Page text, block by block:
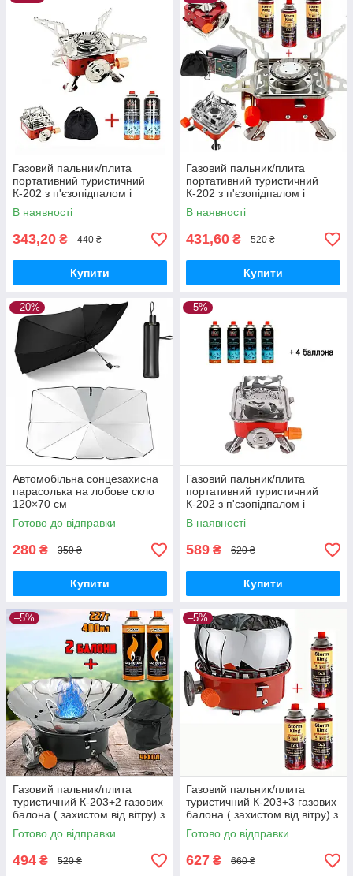
Газовий пальник/плита
портативний туристичний
К-202 з п'єзопідпалом і
чохлом + 2 газові балони 220
г.
В наявності
343,20 ₴ 440 ₴
Купити
Газовий пальник/плита
портативний туристичний
К-202 з п'єзопідпалом і
чохлом + 3 газові балони 220
г.
В наявності
431,60 ₴ 520 ₴
Купити
–20%
Автомобільна сонцезахисна
парасолька на лобове скло
120×70 см
Готово до відправки
280 ₴ 350 ₴
Купити
–5%
Газовий пальник/плита
портативний туристичний
К-202 з п'єзопідпалом і
чохлом + 4 газові балони 220
гВ наявності
589 ₴ 620 ₴
Купити
–5%
Газовий пальник/плита
туристичний К-203+2 газових
балона ( захистом від вітру) з
п'єзопідпалом і чохлом
Готово до відправки
494 ₴ 520 ₴
–5%
Газовий пальник/плита
туристичний К-203+3 газових
балона ( захистом від вітру) з
п'єзопідпалом і чохлом
Готово до відправки
627 ₴ 660 ₴